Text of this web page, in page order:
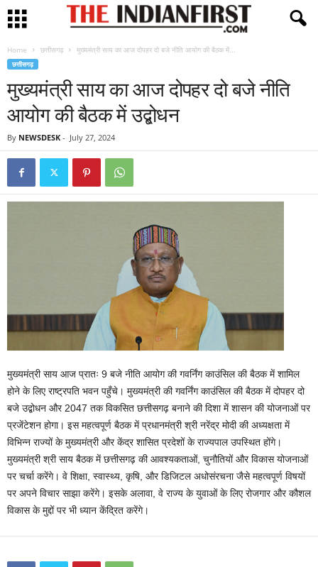
Home छत्तीसगढ़ मुख्यमंत्री साय का आज दोपहर दो बजे नीति आयोग की बैठक में...
छत्तीसगढ़
मुख्यमंत्री साय का आज दोपहर दो बजे नीति
आयोग की बैठक में उद्बोधन
By NEWSDESK - July 27, 2024
मुख्यमंत्री साय आज प्रातः 9 बजे नीति आयोग की गवर्निंग काउंसिल की बैठक में शामिल
होने के लिए राष्ट्रपति भवन पहुँचे। मुख्यमंत्री की गवर्निंग काउंसिल की बैठक में दोपहर दो
बजे उद्बोधन और 2047 तक विकसित छत्तीसगढ़ बनाने की दिशा में शासन की योजनाओं पर
प्रजेंटेशन होगा। इस महत्वपूर्ण बैठक में प्रधानमंत्री श्री नरेंद्र मोदी की अध्यक्षता में
विभिन्न राज्यों के मुख्यमंत्री और केंद्र शासित प्रदेशों के राज्यपाल उपस्थित होंगे।
मुख्यमंत्री श्री साय बैठक में छत्तीसगढ़ की आवश्यकताओं, चुनौतियों और विकास योजनाओं
पर चर्चा करेंगे। वे शिक्षा, स्वास्थ्य, कृषि, और डिजिटल अधोसंरचना जैसे महत्वपूर्ण विषयों
पर अपने विचार साझा करेंगे। इसके अलावा, वे राज्य के युवाओं के लिए रोजगार और कौशल
विकास के मुद्दों पर भी ध्यान केंद्रित करेंगे।